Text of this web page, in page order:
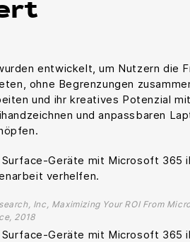
entwickelt, um Nutzern die
ohne Begrenzungen
und ihr kreatives Potenzial
und anpassbaren
Geräte mit Microsoft 365
verhelfen.
Inc, Maximizing Your ROI From
2018
Geräte mit Microsoft 365